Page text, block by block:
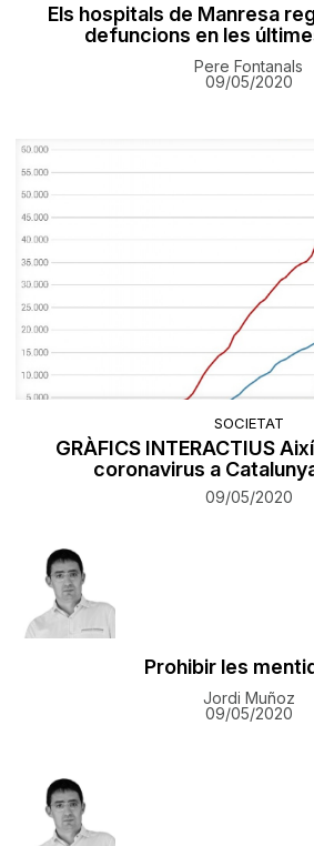
Els hospitals de Manresa
defuncions en les
Pere Fontanals
09/05/2020
SOCIETAT
GRÀFICS INTERACTIUS
coronavirus a
09/05/2020
Prohibir les
Jordi Muñoz
09/05/2020